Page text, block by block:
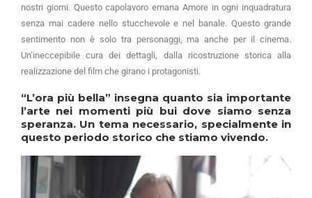
nostri giorni. Questo capolavoro emana Amore in ogni inquadratura
senza mai cadere nello stucchevole e nel banale. Questo grande
sentimento non è solo tra personaggi, ma anche per il cinema.
Un’ineccepibile cura dei dettagli, dalla ricostruzione storica alla
realizzazione del film che girano i protagonisti.
“L’ora più bella” insegna quanto sia importante
l’arte nei momenti più bui dove siamo senza
speranza. Un tema necessario, specialmente in
questo periodo storico che stiamo vivendo.